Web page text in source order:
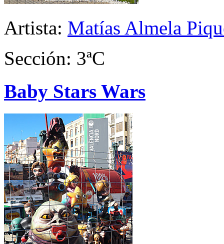
Artista: Matías Almela
Sección: 3ªC
Baby Stars Wars